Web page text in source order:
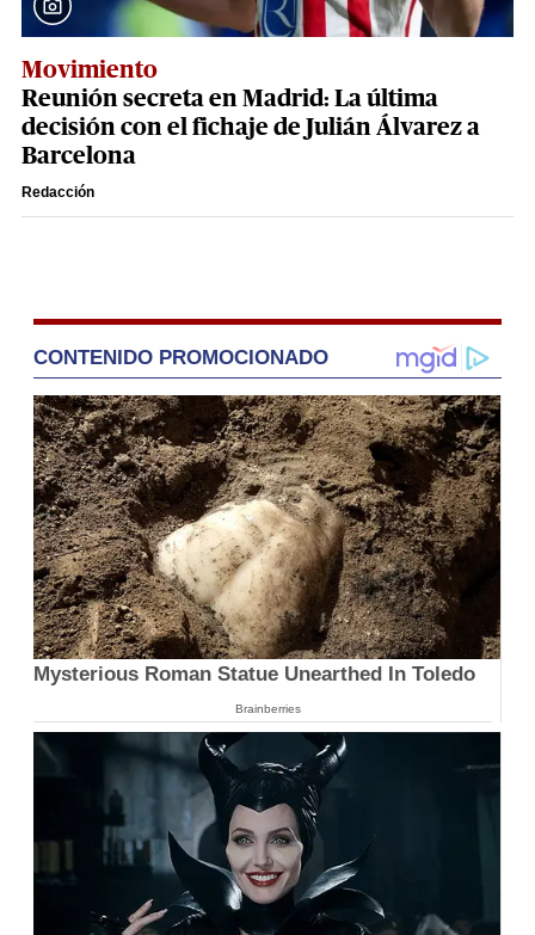
Movimiento
Reunión secreta en Madrid: La última
decisión con el fichaje de Julián Álvarez a
Barcelona
Redacción
CONTENIDO PROMOCIONADO
Mysterious Roman Statue Unearthed In Toledo
Brainberries